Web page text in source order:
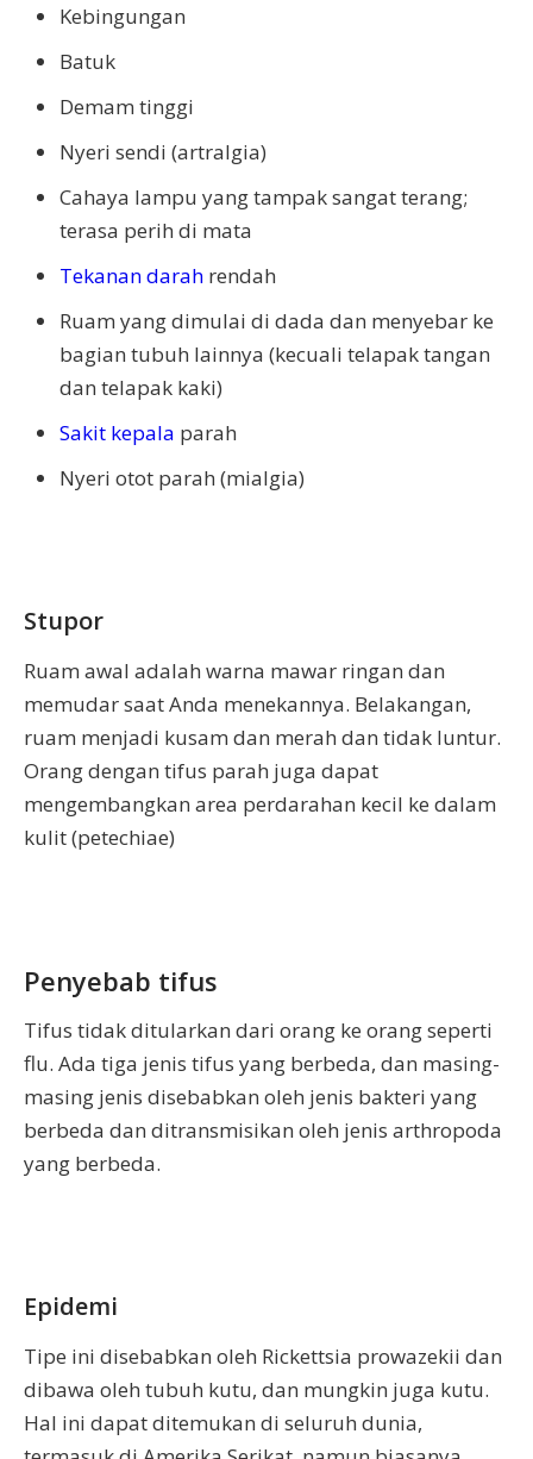
Kebingungan
Batuk
Demam tinggi
Nyeri sendi (artralgia)
Cahaya lampu yang tampak sangat terang;
terasa perih di mata
Tekanan darah rendah
Ruam yang dimulai di dada dan menyebar ke
bagian tubuh lainnya (kecuali telapak tangan
dan telapak kaki)
Sakit kepala parah
Nyeri otot parah (mialgia)
Stupor
Ruam awal adalah warna mawar ringan dan
memudar saat Anda menekannya. Belakangan,
ruam menjadi kusam dan merah dan tidak luntur.
Orang dengan tifus parah juga dapat
mengembangkan area perdarahan kecil ke dalam
kulit (petechiae)
Penyebab tifus
Tifus tidak ditularkan dari orang ke orang seperti
flu. Ada tiga jenis tifus yang berbeda, dan masing-
masing jenis disebabkan oleh jenis bakteri yang
berbeda dan ditransmisikan oleh jenis arthropoda
yang berbeda.
Epidemi
Tipe ini disebabkan oleh Rickettsia prowazekii dan
dibawa oleh tubuh kutu, dan mungkin juga kutu.
Hal ini dapat ditemukan di seluruh dunia,